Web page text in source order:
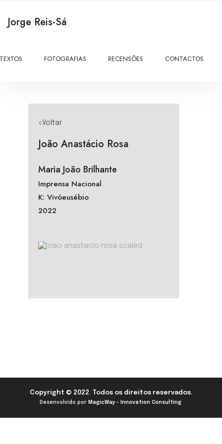
Jorge Reis-Sá
TEXTOS FOTOGRAFIAS RECENSÕES CONTACTOS
<Voltar
João Anastácio Rosa
Maria João Brilhante
Imprensa Nacional
K: Vivóeusébio
2022
Copyright © 2022. Todos os direitos reservados.
Desenvolvido por MagicWay - Innovation Consulting